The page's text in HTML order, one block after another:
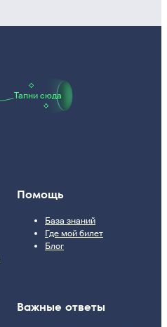
Тапни сюда
Помощь
База знаний
Где мой билет
Блог
Важные ответы